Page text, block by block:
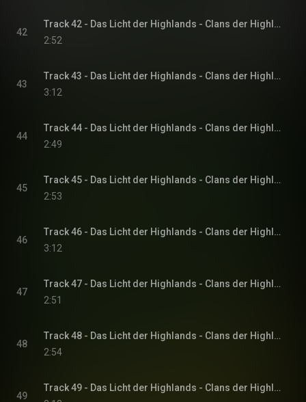
42
Track 42 - Das Licht der Highlands - Clans der Highlands-Reihe, Band 1
2:52
43
Track 43 - Das Licht der Highlands - Clans der Highlands-Reihe, Band 1
3:12
44
Track 44 - Das Licht der Highlands - Clans der Highlands-Reihe, Band 1
2:49
45
Track 45 - Das Licht der Highlands - Clans der Highlands-Reihe, Band 1
2:53
46
Track 46 - Das Licht der Highlands - Clans der Highlands-Reihe, Band 1
3:12
47
Track 47 - Das Licht der Highlands - Clans der Highlands-Reihe, Band 1
2:51
48
Track 48 - Das Licht der Highlands - Clans der Highlands-Reihe, Band 1
2:54
49
Track 49 - Das Licht der Highlands - Clans der Highlands-Reihe, Band 1